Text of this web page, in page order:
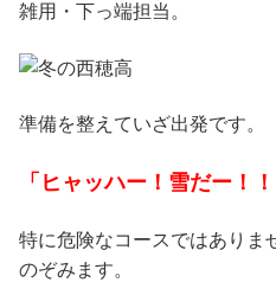
雑用・下っ端担当。
準備を整えていざ出発です。
「ヒャッハー！雪だー！！
特に危険なコースではありま
のぞみます。